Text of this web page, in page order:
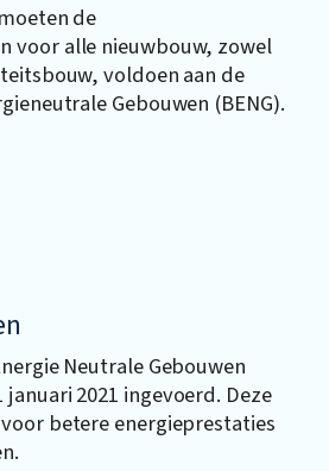
de
voor alle nieuwbouw, zowel
voldoen aan de
Gebouwen (BENG).
Neutrale Gebouwen
januari 2021 ingevoerd. Deze
betere energieprestaties